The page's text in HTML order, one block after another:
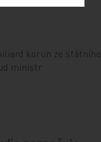
korun ze státního
ministr